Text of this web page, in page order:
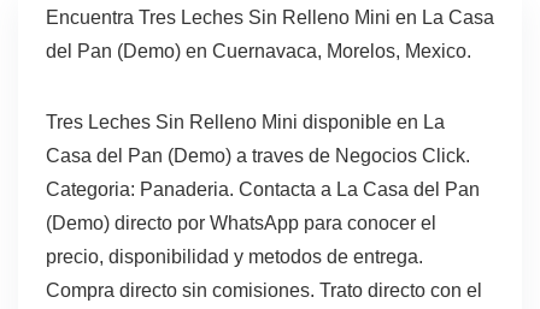
Encuentra Tres Leches Sin Relleno Mini en La Casa
del Pan (Demo) en Cuernavaca, Morelos, Mexico.
Tres Leches Sin Relleno Mini disponible en La
Casa del Pan (Demo) a traves de Negocios Click.
Categoria: Panaderia. Contacta a La Casa del Pan
(Demo) directo por WhatsApp para conocer el
precio, disponibilidad y metodos de entrega.
Compra directo sin comisiones. Trato directo con el